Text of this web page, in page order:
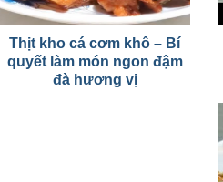
Thịt kho cá cơm khô – Bí
quyết làm món ngon đậm
đà hương vị